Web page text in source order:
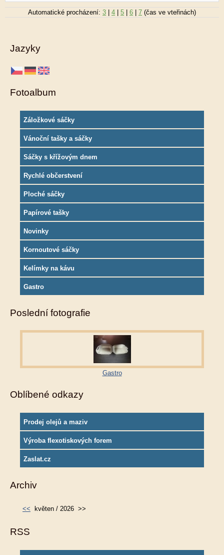
Automatické procházení: 3 4 5 6 7 (čas ve vteřinách)
Jazyky
Fotoalbum
Záložkové sáčky
Vánoční tašky a sáčky
Sáčky s křížovým dnem
Rychlé občerstvení
Ploché sáčky
Papírové tašky
Novinky
Kornoutové sáčky
Kelímky na kávu
Gastro
Poslední fotografie
Gastro
Oblíbené odkazy
Prodej olejů a maziv
Výroba flexotiskových forem
Zaslat.cz
Archiv
<< květen / 2026 >>
RSS